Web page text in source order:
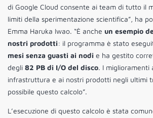
di Google Cloud consente ai team di tutto il
limiti della sperimentazione scientifica”, ha
Emma Haruka Iwao. “È anche un esempio
nostri prodotti: il programma è stato
mesi senza guasti ai nodi e ha gestito
degli 82 PB di I/O del disco. I miglioramenti
infrastruttura e ai nostri prodotti negli ultimi
possibile questo calcolo”.
L’esecuzione di questo calcolo è stata